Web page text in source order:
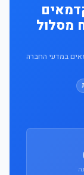
מסלול
במדעי החברה